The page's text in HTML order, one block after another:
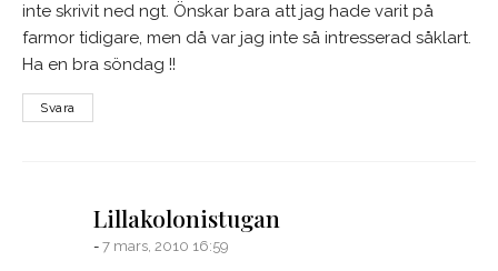
inte skrivit ned ngt. Önskar bara att jag hade varit på
farmor tidigare, men då var jag inte så intresserad såklart.
Ha en bra söndag !!
Svara
Lillakolonistugan
7 mars, 2010 16:59